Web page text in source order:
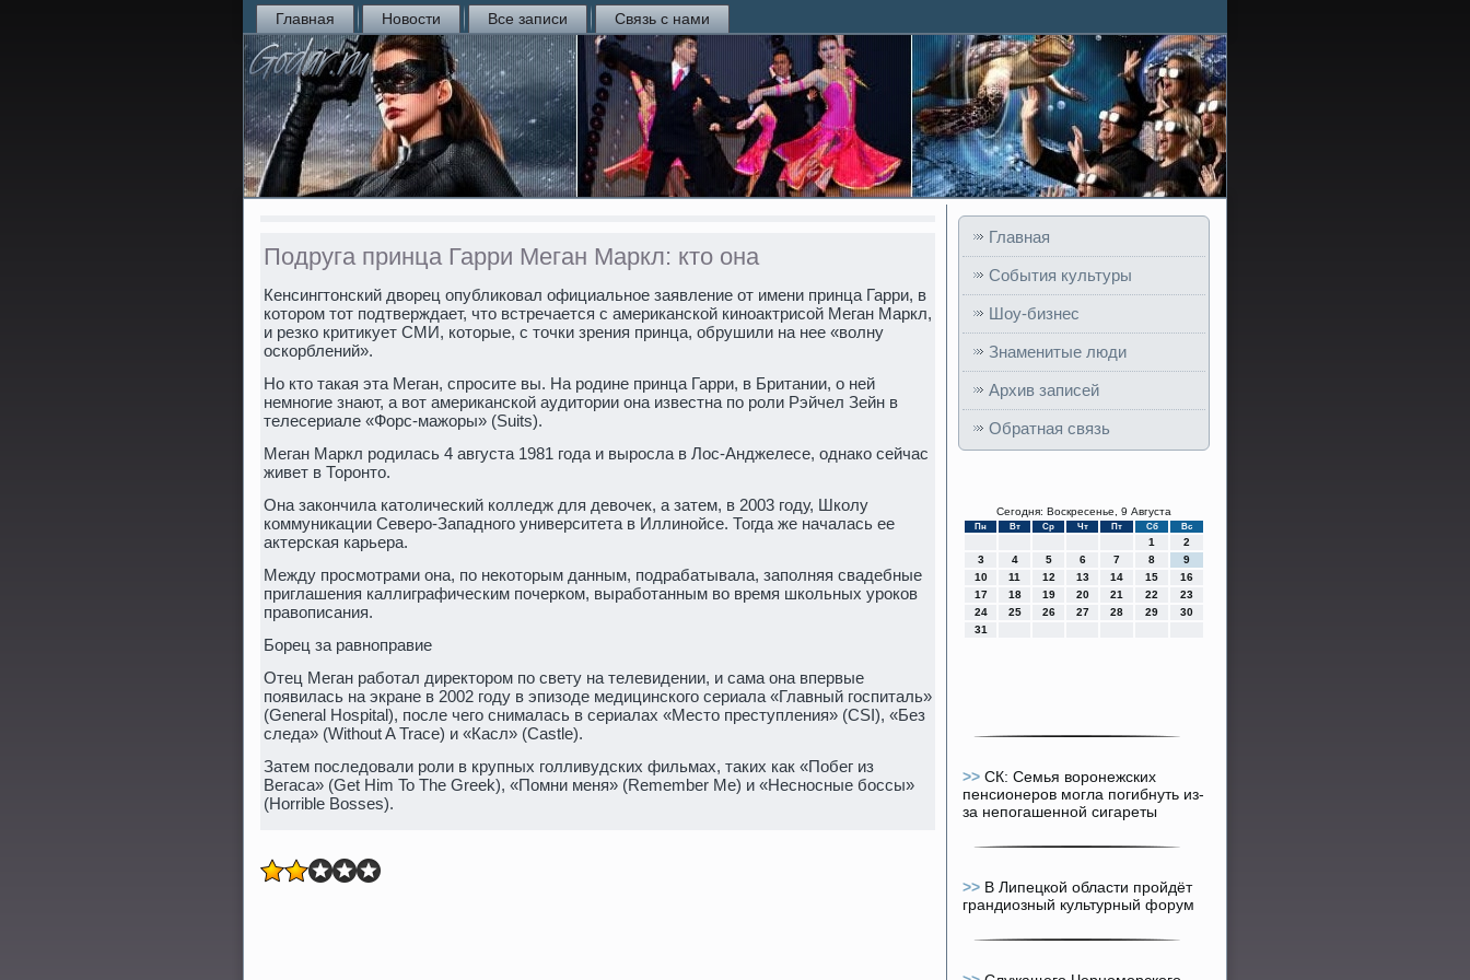
Главная Новости Все записи Связь с нами
Подруга принца Гарри Меган Маркл: кто она
Кенсингтонский дворец опубликовал официальное заявление от имени принца Гарри, в
котором тот подтверждает, что встречается с американской киноактрисой Меган Маркл,
и резко критикует СМИ, которые, с точки зрения принца, обрушили на нее «волну
оскорблений».
Но кто такая эта Меган, спросите вы. На родине принца Гарри, в Британии, о ней
немногие знают, а вот американской аудитории она известна по роли Рэйчел Зейн в
телесериале «Форс-мажоры» (Suits).
Меган Маркл родилась 4 августа 1981 года и выросла в Лос-Анджелесе, однако сейчас
живет в Торонто.
Она закончила католический колледж для девочек, а затем, в 2003 году, Школу
коммуникации Северо-Западного университета в Иллинойсе. Тогда же началась ее
актерская карьера.
Между просмотрами она, по некоторым данным, подрабатывала, заполняя свадебные
приглашения каллиграфическим почерком, выработанным во время школьных уроков
правописания.
Борец за равноправие
Отец Меган работал директором по свету на телевидении, и сама она впервые
появилась на экране в 2002 году в эпизоде медицинского сериала «Главный госпиталь»
(General Hospital), после чего снималась в сериалах «Место преступления» (CSI), «Без
следа» (Without A Trace) и «Касл» (Castle).
Затем последовали роли в крупных голливудских фильмах, таких как «Побег из
Вегаса» (Get Him To The Greek), «Помни меня» (Remember Me) и «Несносные боссы»
(Horrible Bosses).
Главная
События культуры
Шоу-бизнес
Знаменитые люди
Архив записей
Обратная связь
Сегодня: Воскресенье, 9 Августа
Пн Вт Ср Чт Пт Сб Вс
1
2
3
4 5 6 7 8
9
10
11 12 13 14 15
16
17
18 19 20 21 22
23
24
25 26 27 28 29
30
31
>> СК: Семья воронежских
пенсионеров могла погибнуть из-
за непогашенной сигареты
>> В Липецкой области пройдёт
грандиозный культурный форум